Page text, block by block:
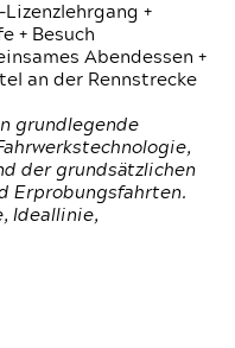
+
+ Besuch
Abendessen +
an der Rennstrecke
grundlegende
der grundsätzlichen
Erprobungsfahrten.
Ideallinie,